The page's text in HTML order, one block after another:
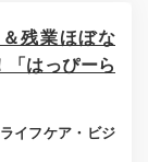
残業ほぼな
「はっぴーら
イフケア・ビジ